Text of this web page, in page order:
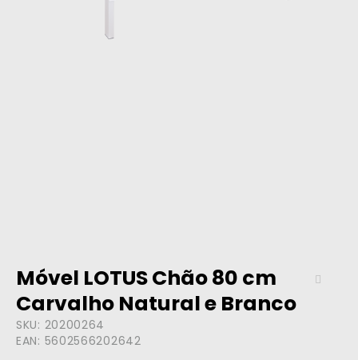
Móvel LOTUS Chão 80 cm
Carvalho Natural e Branco
SKU: 20200264
EAN: 5602566202642